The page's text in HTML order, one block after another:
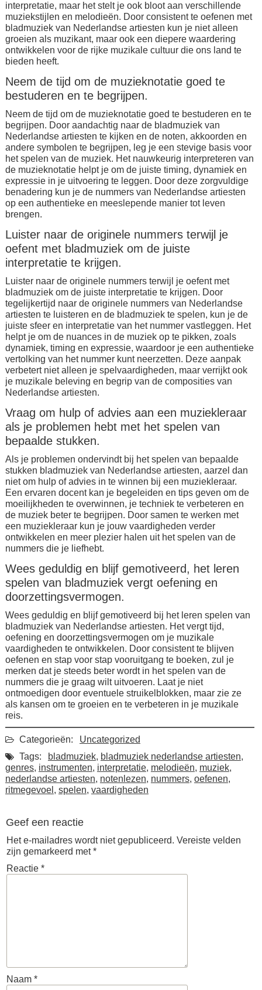
interpretatie, maar het stelt je ook bloot aan verschillende
muziekstijlen en melodieën. Door consistent te oefenen met
bladmuziek van Nederlandse artiesten kun je niet alleen
groeien als muzikant, maar ook een diepere waardering
ontwikkelen voor de rijke muzikale cultuur die ons land te
bieden heeft.
Neem de tijd om de muzieknotatie goed te
bestuderen en te begrijpen.
Neem de tijd om de muzieknotatie goed te bestuderen en te
begrijpen. Door aandachtig naar de bladmuziek van
Nederlandse artiesten te kijken en de noten, akkoorden en
andere symbolen te begrijpen, leg je een stevige basis voor
het spelen van de muziek. Het nauwkeurig interpreteren van
de muzieknotatie helpt je om de juiste timing, dynamiek en
expressie in je uitvoering te leggen. Door deze zorgvuldige
benadering kun je de nummers van Nederlandse artiesten
op een authentieke en meeslepende manier tot leven
brengen.
Luister naar de originele nummers terwijl je
oefent met bladmuziek om de juiste
interpretatie te krijgen.
Luister naar de originele nummers terwijl je oefent met
bladmuziek om de juiste interpretatie te krijgen. Door
tegelijkertijd naar de originele nummers van Nederlandse
artiesten te luisteren en de bladmuziek te spelen, kun je de
juiste sfeer en interpretatie van het nummer vastleggen. Het
helpt je om de nuances in de muziek op te pikken, zoals
dynamiek, timing en expressie, waardoor je een authentieke
vertolking van het nummer kunt neerzetten. Deze aanpak
verbetert niet alleen je spelvaardigheden, maar verrijkt ook
je muzikale beleving en begrip van de composities van
Nederlandse artiesten.
Vraag om hulp of advies aan een muziekleraar
als je problemen hebt met het spelen van
bepaalde stukken.
Als je problemen ondervindt bij het spelen van bepaalde
stukken bladmuziek van Nederlandse artiesten, aarzel dan
niet om hulp of advies in te winnen bij een muziekleraar.
Een ervaren docent kan je begeleiden en tips geven om de
moeilijkheden te overwinnen, je techniek te verbeteren en
de muziek beter te begrijpen. Door samen te werken met
een muziekleraar kun je jouw vaardigheden verder
ontwikkelen en meer plezier halen uit het spelen van de
nummers die je liefhebt.
Wees geduldig en blijf gemotiveerd, het leren
spelen van bladmuziek vergt oefening en
doorzettingsvermogen.
Wees geduldig en blijf gemotiveerd bij het leren spelen van
bladmuziek van Nederlandse artiesten. Het vergt tijd,
oefening en doorzettingsvermogen om je muzikale
vaardigheden te ontwikkelen. Door consistent te blijven
oefenen en stap voor stap vooruitgang te boeken, zul je
merken dat je steeds beter wordt in het spelen van de
nummers die je graag wilt uitvoeren. Laat je niet
ontmoedigen door eventuele struikelblokken, maar zie ze
als kansen om te groeien en te verbeteren in je muzikale
reis.
Categorieën:
Uncategorized
Tags:
bladmuziek, bladmuziek nederlandse artiesten,
genres, instrumenten, interpretatie, melodieën, muziek,
nederlandse artiesten, notenlezen, nummers, oefenen,
ritmegevoel, spelen, vaardigheden
Geef een reactie
Het e-mailadres wordt niet gepubliceerd. Vereiste velden
zijn gemarkeerd met*
Reactie *
Naam *